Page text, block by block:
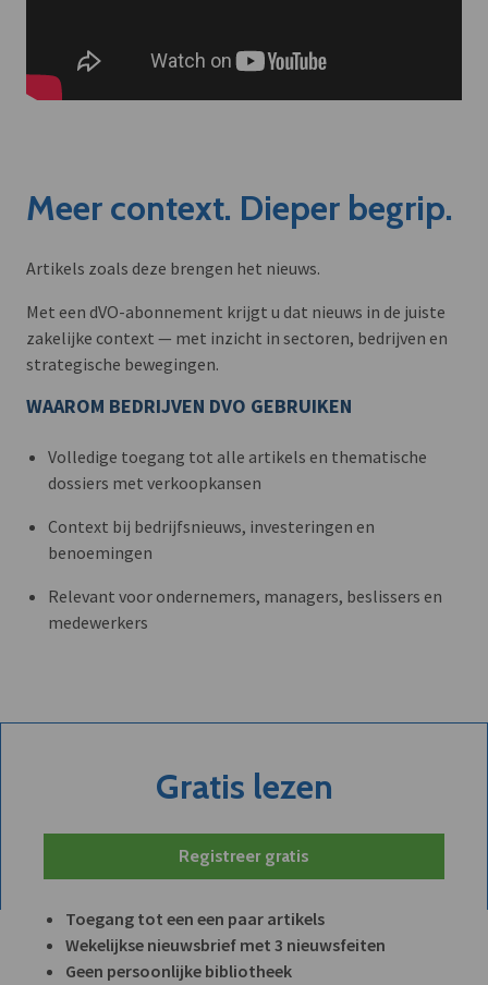
Meer context. Dieper begrip.
Artikels zoals deze brengen het nieuws.
Met een dVO-abonnement krijgt u dat nieuws in de juiste
zakelijke context — met inzicht in sectoren, bedrijven en
strategische bewegingen.
WAAROM BEDRIJVEN DVO GEBRUIKEN
Volledige toegang tot alle artikels en thematische
dossiers met verkoopkansen
Context bij bedrijfsnieuws, investeringen en
benoemingen
Relevant voor ondernemers, managers, beslissers en
medewerkers
Gratis lezen
Registreer gratis
Toegang tot een een paar artikels
Wekelijkse nieuwsbrief met 3 nieuwsfeiten
Geen persoonlijke bibliotheek